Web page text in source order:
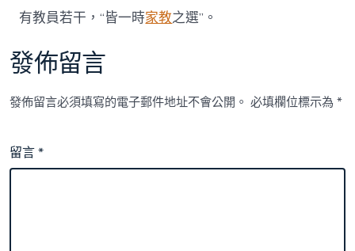
有教員若干，“皆一時家教之選”。
發佈留言
發佈留言必須填寫的電子郵件地址不會公開。 必填欄位標示為*
留言*